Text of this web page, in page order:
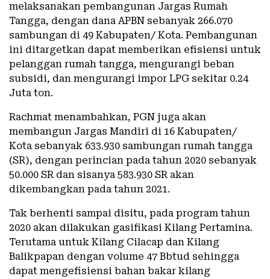
melaksanakan pembangunan Jargas Rumah
Tangga, dengan dana APBN sebanyak 266.070
sambungan di 49 Kabupaten/ Kota. Pembangunan
ini ditargetkan dapat memberikan efisiensi untuk
pelanggan rumah tangga, mengurangi beban
subsidi, dan mengurangi impor LPG sekitar 0.24
Juta ton.
Rachmat menambahkan, PGN juga akan
membangun Jargas Mandiri di 16 Kabupaten/
Kota sebanyak 633.930 sambungan rumah tangga
(SR), dengan perincian pada tahun 2020 sebanyak
50.000 SR dan sisanya 583.930 SR akan
dikembangkan pada tahun 2021.
Tak berhenti sampai disitu, pada program tahun
2020 akan dilakukan gasifikasi Kilang Pertamina.
Terutama untuk Kilang Cilacap dan Kilang
Balikpapan dengan volume 47 Bbtud sehingga
dapat mengefisiensi bahan bakar kilang